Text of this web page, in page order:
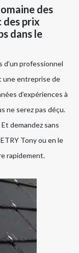
des
des prix
dans le
d’un professionnel
une entreprise de
d’expériences à
ne serez pas déçu.
demandez sans
Tony ou en le
rapidement.